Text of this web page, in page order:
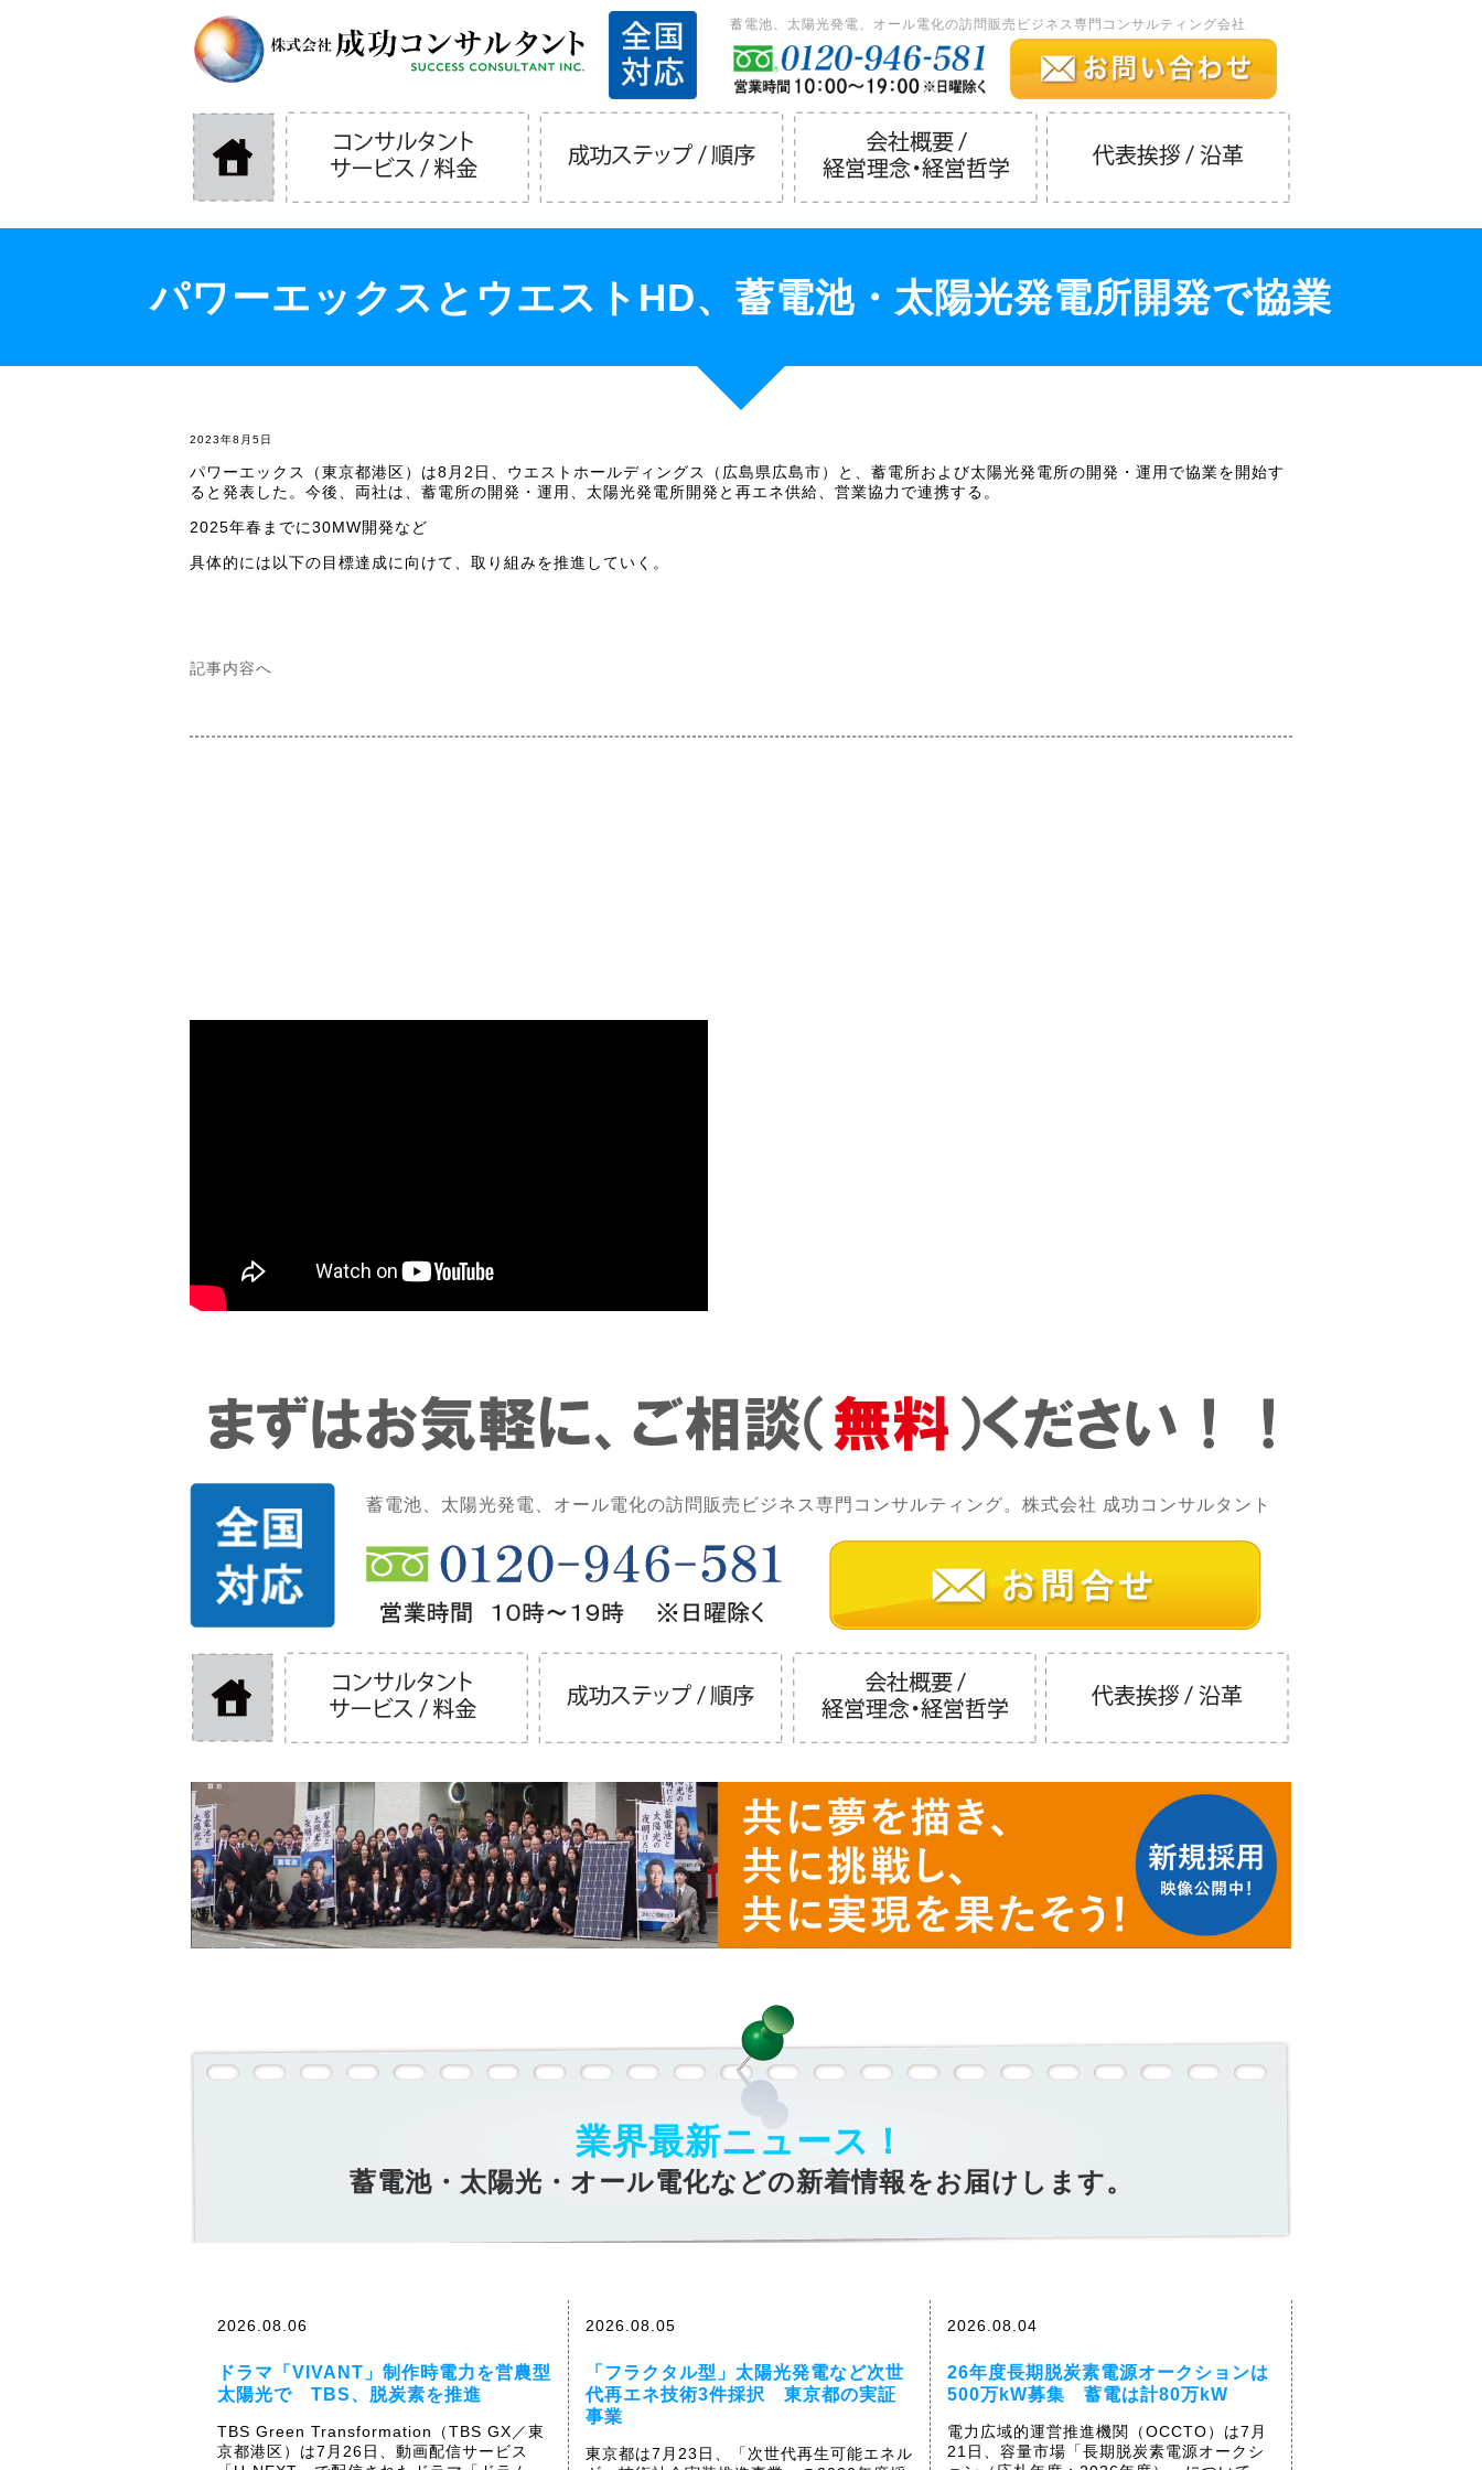
蓄電池、太陽光発電、オール電化の訪問販売ビジネス専門コンサルティング会社
パワーエックスとウエストHD、蓄電池・太陽光発電所開発で協業
2023年8月5日
パワーエックス（東京都港区）は8月2日、ウエストホールディングス（広島県広島市）と、蓄電所および太陽光発電所の開発・運用で協業を開始す
ると発表した。今後、両社は、蓄電所の開発・運用、太陽光発電所開発と再エネ供給、営業協力で連携する。
2025年春までに30MW開発など
具体的には以下の目標達成に向けて、取り組みを推進していく。
記事内容へ
蓄電池、太陽光発電、オール電化の訪問販売ビジネス専門コンサルティング。株式会社 成功コンサルタント
業界最新ニュース！
蓄電池・太陽光・オール電化などの新着情報をお届けします。
2026.08.06
ドラマ「VIVANT」制作時電力を営農型
太陽光で TBS、脱炭素を推進
TBS Green Transformation（TBS GX／東
京都港区）は7月26日、動画配信サービス
2026.08.05
「フラクタル型」太陽光発電など次世
代再エネ技術3件採択 東京都の実証
事業
東京都は7月23日、「次世代再生可能エネル
2026.08.04
26年度長期脱炭素電源オークションは
500万kW募集 蓄電は計80万kW
電力広域的運営推進機関（OCCTO）は7月
21日、容量市場「長期脱炭素電源オークシ